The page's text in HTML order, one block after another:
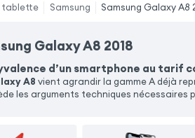
tablette Samsung Samsung Galaxy A8
Galaxy A8 2018
d’un smartphone au tarif
A8 vient agrandir la gamme A déjà
les arguments techniques nécessaires